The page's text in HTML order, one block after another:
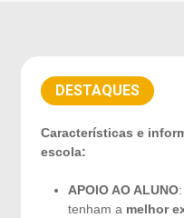
DESTAQUES
Características e
escola:
APOIO AO ALUNO
tenham a melhor